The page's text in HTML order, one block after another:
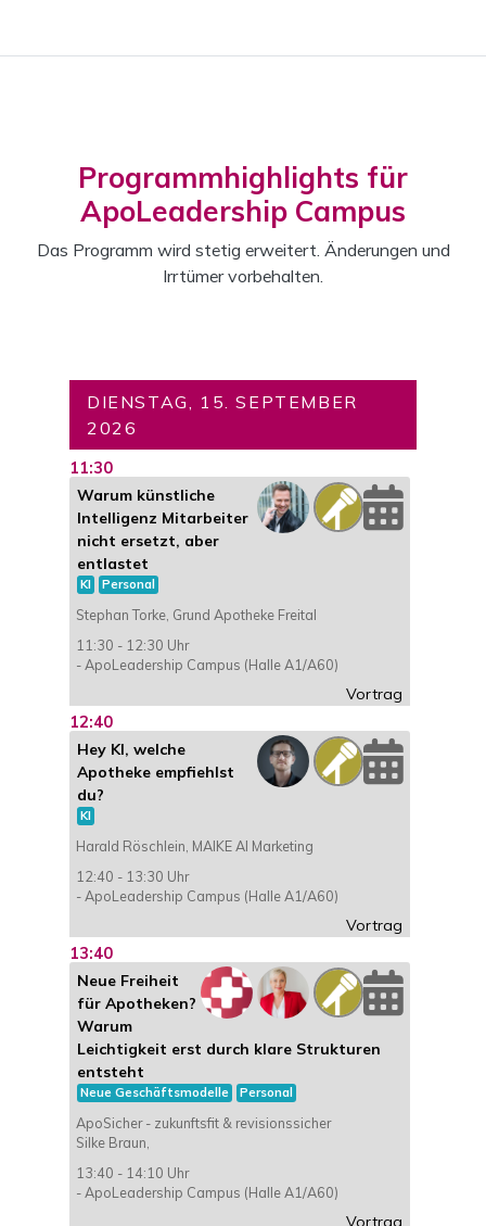
Programmhighlights für
ApoLeadership Campus
Das Programm wird stetig erweitert. Änderungen und
Irrtümer vorbehalten.
DIENSTAG, 15. SEPTEMBER
2026
11:30
Warum künstliche
Intelligenz Mitarbeiter
nicht ersetzt, aber
entlastet
KI Personal
Stephan Torke, Grund Apotheke Freital
11:30 - 12:30 Uhr
- ApoLeadership Campus (Halle A1/A60)
Vortrag
12:40
Hey KI, welche
Apotheke empfiehlst
du?
KI
Harald Röschlein, MAIKE AI Marketing
12:40 - 13:30 Uhr
- ApoLeadership Campus (Halle A1/A60)
Vortrag
13:40
Neue Freiheit
für Apotheken?
Warum
Leichtigkeit erst durch klare Strukturen
entsteht
Neue Geschäftsmodelle Personal
ApoSicher - zukunftsfit & revisionssicher
Silke Braun,
13:40 - 14:10 Uhr
- ApoLeadership Campus (Halle A1/A60)
Vortrag